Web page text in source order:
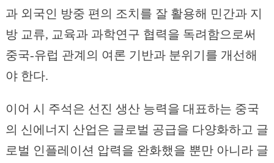
과 외국인 방중 편의 조치를 잘 활용해 민간과 지
방 교류, 교육과 과학연구 협력을 독려함으로써
중국-유럽 관계의 여론 기반과 분위기를 개선해
야 한다.
이어 시 주석은 선진 생산 능력을 대표하는 중국
의 신에너지 산업은 글로벌 공급을 다양화하고 글
로벌 인플레이션 압력을 완화했을 뿐만 아니라 글